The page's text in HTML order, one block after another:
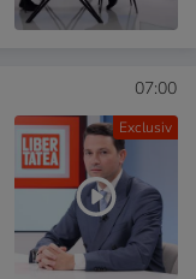
Exclusiv
07:00